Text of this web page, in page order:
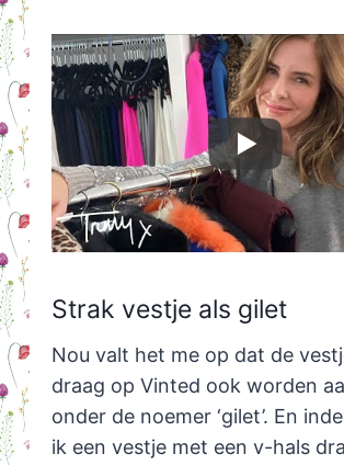
Strak vestje als gilet
Nou valt het me op dat de
draag op Vinted ook worden
onder de noemer ‘gilet’. En
ik een vestje met een v-hals